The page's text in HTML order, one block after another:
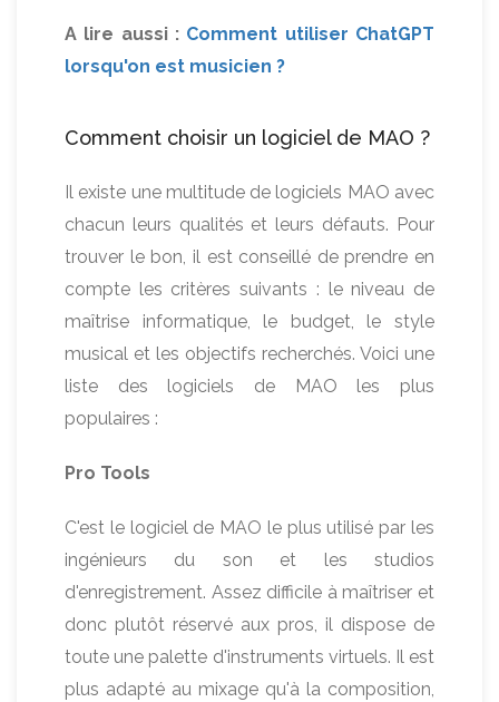
A lire aussi : Comment utiliser ChatGPT
lorsqu'on est musicien ?
Comment choisir un logiciel de MAO ?
Il existe une multitude de logiciels MAO avec
chacun leurs qualités et leurs défauts. Pour
trouver le bon, il est conseillé de prendre en
compte les critères suivants : le niveau de
maîtrise informatique, le budget, le style
musical et les objectifs recherchés. Voici une
liste des logiciels de MAO les plus
populaires :
Pro Tools
C'est le logiciel de MAO le plus utilisé par les
ingénieurs du son et les studios
d'enregistrement. Assez difficile à maîtriser et
donc plutôt réservé aux pros, il dispose de
toute une palette d'instruments virtuels. Il est
plus adapté au mixage qu'à la composition,